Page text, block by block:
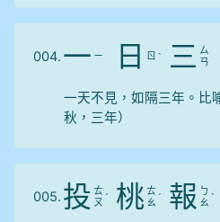
004. 一 ㄧ 日 ㄖ ˋ 三 ㄙ
ㄢ
一天不見，如隔三年。比
秋，三年）
005. 投 ㄊ
ㄡ ˊ 桃 ㄊ
ㄠ ˊ 報 ㄅ
ㄠ ˋ